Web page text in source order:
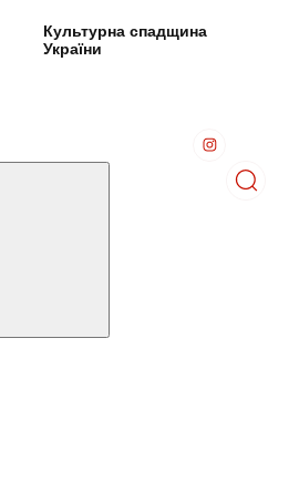
Культурна спадщина
України